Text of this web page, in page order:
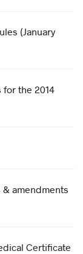
(January
for the 2014
amendments
Certificate